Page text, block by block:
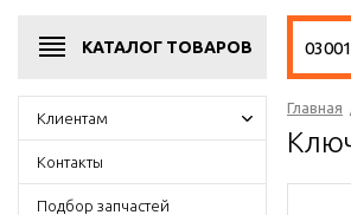
КАТАЛОГ ТОВАРОВ
Клиентам
Контакты
Подбор запчастей
Главная